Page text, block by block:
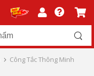
Công Tắc Thông Minh